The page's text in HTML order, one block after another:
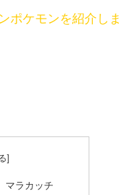
ポケモンを紹介しま
マラカッチ